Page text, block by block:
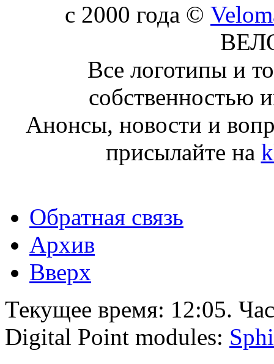
c 2000 года ©
Все логотипы и
собственностью
Анонсы, новости и
присылайте на
Обратная связь
Архив
Вверх
Текущее время: 12:05.
Digital Point modules: